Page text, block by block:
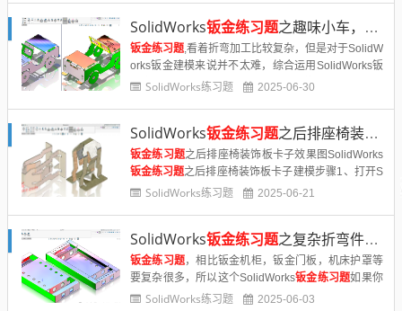
SolidWorks钣金练习题之趣味小车，钣金综合命令练习
钣金练习题,看着折弯加工比较复杂，但是对于SolidW
orks钣金建模来说并不太难，综合运用SolidWorks钣
金命令，如果你要做钣金设计，不妨练习一下。Solid
SolidWorks练习题 2025-06-30
SolidWorks钣金练习题之后排座椅装饰板卡子
钣金练习题之后排座椅装饰板卡子效果图SolidWorks
钣金练习题之后排座椅装饰板卡子建模步骤1、打开S
olidWorks软件，新建零件，然后【前视基准面】画草
SolidWorks练习题 2025-06-21
SolidWorks钣金练习题之复杂折弯件，钣金设计无非这些命令
钣金练习题，相比钣金机柜，钣金门板，机床护罩等
要复杂很多，所以这个SolidWorks钣金练习题如果你
也能轻松建模，那么利用SolidWorks，把你脑袋里面
SolidWorks练习题 2025-06-03